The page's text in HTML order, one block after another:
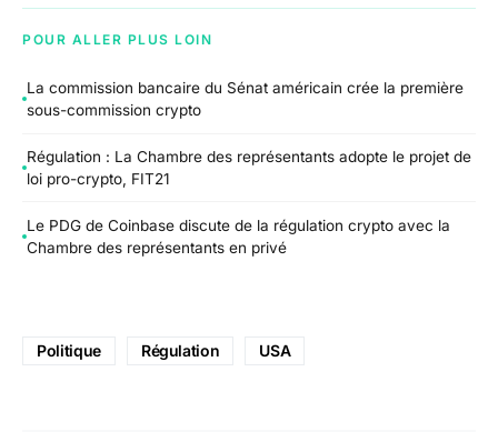
POUR ALLER PLUS LOIN
La commission bancaire du Sénat américain crée la première
sous-commission crypto
Régulation : La Chambre des représentants adopte le projet de
loi pro-crypto, FIT21
Le PDG de Coinbase discute de la régulation crypto avec la
Chambre des représentants en privé
Politique Régulation USA